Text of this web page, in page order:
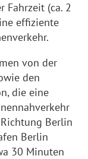
Fahrzeit (ca. 2
effiziente
von der
den
die eine
Berlin
Berlin
30 Minuten